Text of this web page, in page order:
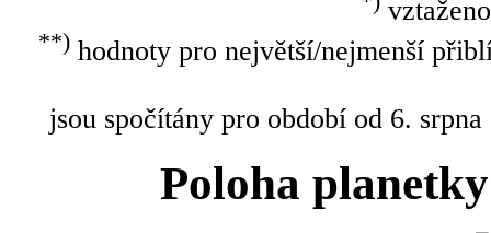
**)hodnoty pro největší/nejmenší
jsou spočítány pro období od 6.
Poloha